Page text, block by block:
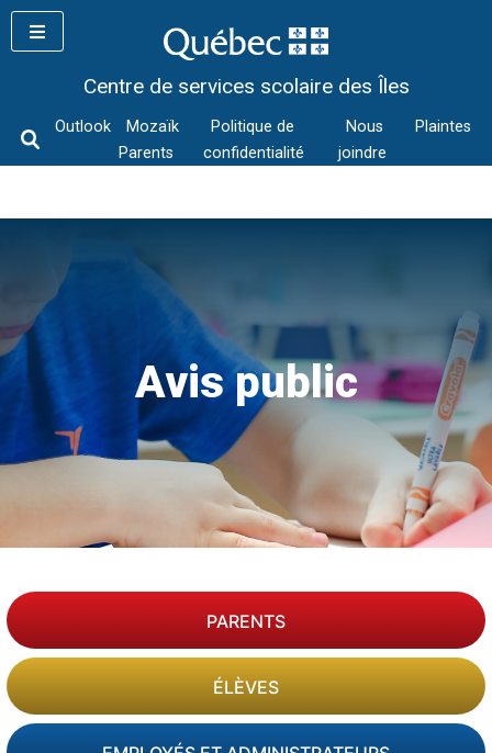
Skip
Centre de services scolaire des Îles
Outlook
Mozaïk
Parents
Politique de
confidentialité
Nous
joindre
Plaintes
Avis public
PARENTS
ÉLÈVES